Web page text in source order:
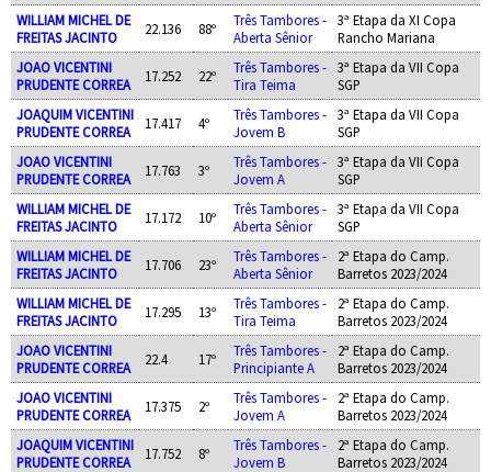
WILLIAM MICHEL DE
FREITAS JACINTO
22.136 88º
Três Tambores -
Aberta Sênior
3ª Etapa da XI Copa
Rancho Mariana
JOAO VICENTINI
PRUDENTE CORREA
17.252 22º
Três Tambores -
Tira Teima
3ª Etapa da VII Copa
SGP
JOAQUIM VICENTINI
PRUDENTE CORREA
17.417 4º
Três Tambores -
Jovem B
3ª Etapa da VII Copa
SGP
JOAO VICENTINI
PRUDENTE CORREA
17.763 3º
Três Tambores -
Jovem A
3ª Etapa da VII Copa
SGP
WILLIAM MICHEL DE
FREITAS JACINTO
17.172 10º
Três Tambores -
Aberta Sênior
3ª Etapa da VII Copa
SGP
WILLIAM MICHEL DE
FREITAS JACINTO
17.706 23º
Três Tambores -
Aberta Sênior
2ª Etapa do Camp.
Barretos 2023/2024
WILLIAM MICHEL DE
FREITAS JACINTO
17.295 13º
Três Tambores -
Tira Teima
2ª Etapa do Camp.
Barretos 2023/2024
JOAO VICENTINI
PRUDENTE CORREA
22.4 17º
Três Tambores -
Principiante A
2ª Etapa do Camp.
Barretos 2023/2024
JOAO VICENTINI
PRUDENTE CORREA
17.375 2º
Três Tambores -
Jovem A
2ª Etapa do Camp.
Barretos 2023/2024
JOAQUIM VICENTINI
PRUDENTE CORREA
17.752 8º
Três Tambores -
Jovem B
2ª Etapa do Camp.
Barretos 2023/2024